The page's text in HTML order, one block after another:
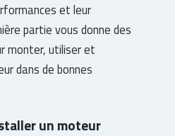
et leur
partie vous donne des
monter, utiliser et
dans de bonnes
un moteur